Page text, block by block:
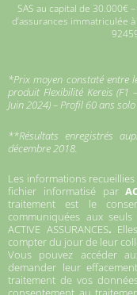
SAS au capital de 30.000€
d’assurances immatriculée
*Prix moyen constaté entre
produit Flexibilité Kereis (F1
Juin 2024) – Profil 60 ans
**Résultats enregistrés
décembre 2018.
Les informations
fichier informatisé par
traitement est le
communiquées aux
ACTIVE ASSURANCES.
compter du jour de leur
Vous pouvez accéder
demander leur
traitement de vos